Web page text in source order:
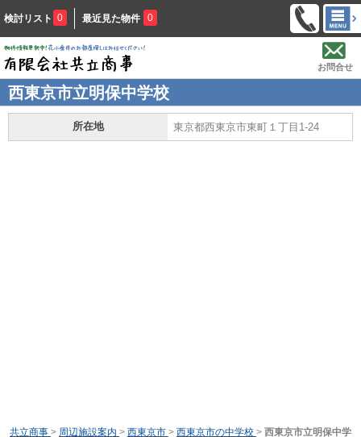
検討リスト 0 最近見た物件 0
お問合せ
西東京市立明保中学校
所在地 東京都西東京市東町１丁目1-24
共立商事 > 周辺施設案内 > 西東京市 > 西東京市の中学校 > 西東京市立明保中学